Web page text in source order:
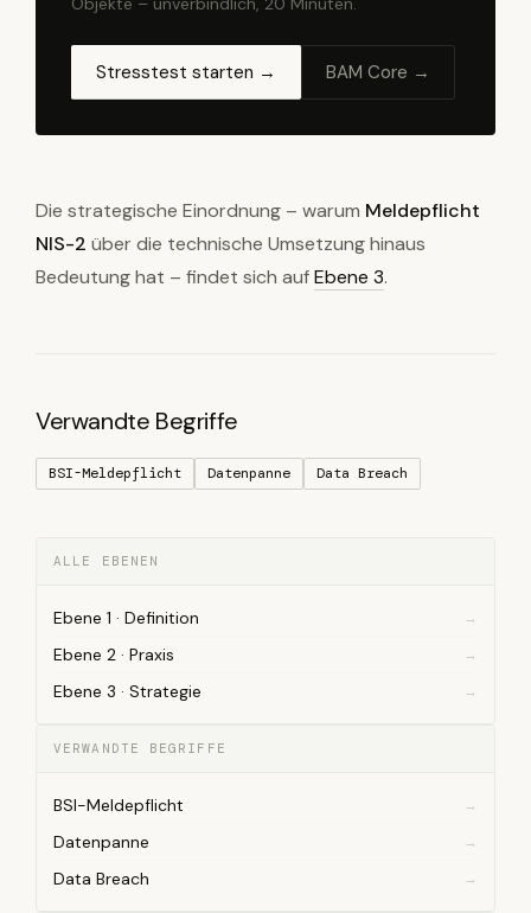
Stresstest starten → BAM Core →
Die strategische Einordnung – warum Meldepflicht
NIS-2 über die technische Umsetzung hinaus
Bedeutung hat – findet sich aufEbene 3.
Verwandte Begriffe
BSI-Meldepflicht Datenpanne Data Breach
ALLE EBENEN
Ebene 1 · Definition
Ebene 2 · Praxis
Ebene 3 · Strategie
VERWANDTE BEGRIFFE
BSI-Meldepflicht
Datenpanne
Data Breach